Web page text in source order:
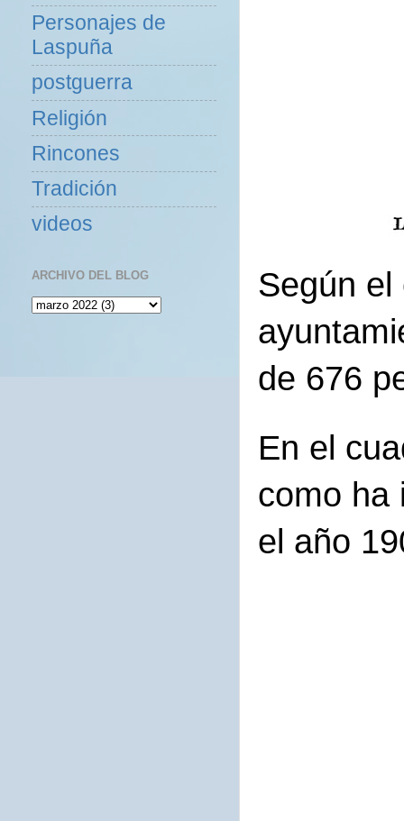
Según el
de 676
En el
como ha
el año
Personajes de
Laspuña
postguerra
Religión
Rincones
Tradición
videos
ARCHIVO DEL BLOG